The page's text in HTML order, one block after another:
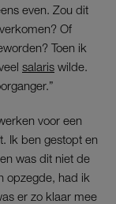
even. Zou dit
Of
Toen ik
salaris wilde.
voor een
Ik ben gestopt en
was dit niet de
opzegde, had ik
er zo klaar mee